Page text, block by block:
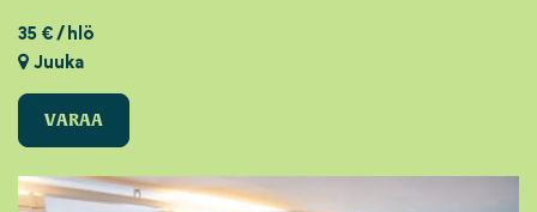
35 € / hlö
Juuka
VARAA